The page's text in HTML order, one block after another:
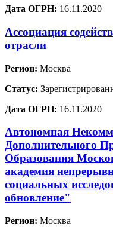
Дата ОГРН: 16.11.2020
Ассоциация
отрасли
Регион: Москва
Статус:
Дата ОГРН: 16.11.2020
Автономная
Дополнительного
Образования
академия
социальных
обновление"
Регион: Москва